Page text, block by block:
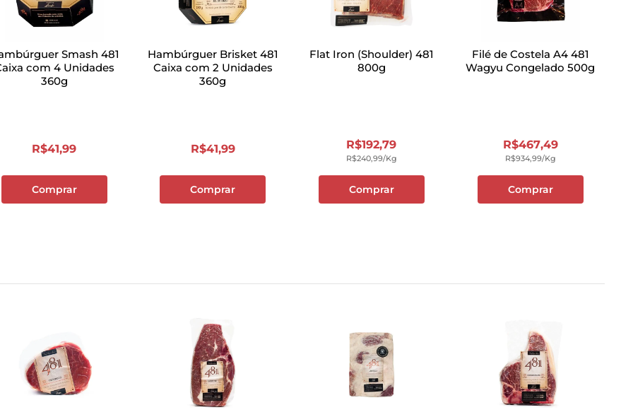
Smash 481
com 4 Unidades
360g
R$41,99
Comprar
Hambúrguer Brisket 481
Caixa com 2 Unidades
360g
R$41,99
Comprar
Flat Iron (Shoulder) 481
800g
R$192,79
R$240,99/kg
Comprar
Filé de Costela A4 481
Wagyu Congelado 500g
R$467,49
R$934,99/kg
Comprar